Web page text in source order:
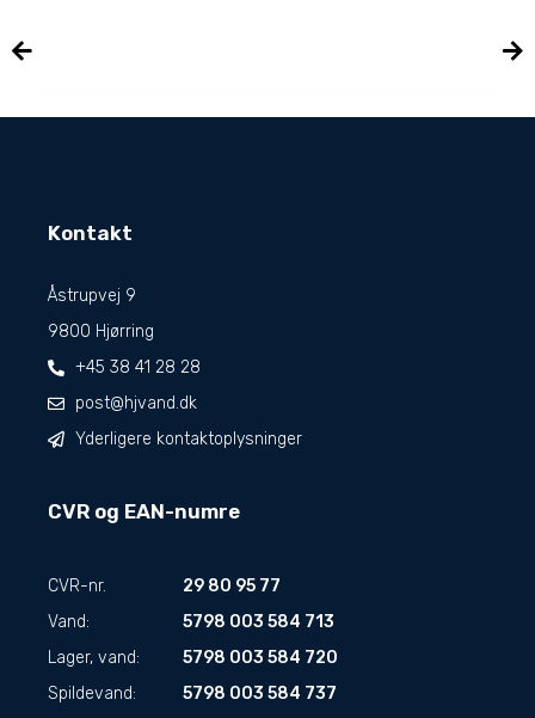
Kontakt
Åstrupvej 9
9800 Hjørring
+45 38 41 28 28
post@hjvand.dk
Yderligere kontaktoplysninger
CVR og EAN-numre
CVR-nr.
29 80 95 77
Vand:
5798 003 584 713
Lager, vand:
5798 003 584 720
Spildevand:
5798 003 584 737